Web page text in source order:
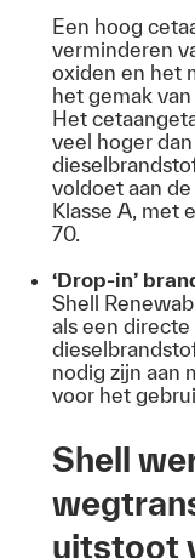
Een hoog
verminderen
oxiden en het
het gemak
Het
veel hoger
voldoet aan
Klasse A, met
70.
‘Drop-in’
Shell
als een
nodig zijn aan
voor het
Shell
uitstoot